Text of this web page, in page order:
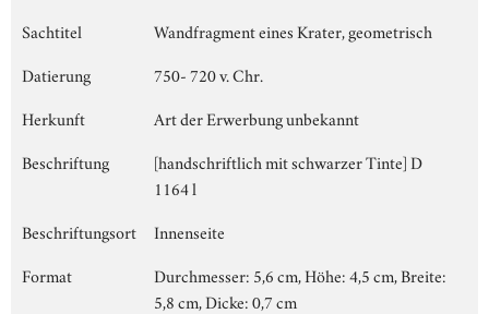
Sachtitel
Wandfragment eines Krater, geometrisch
Datierung
750- 720 v. Chr.
Herkunft
Art der Erwerbung unbekannt
Beschriftung
[handschriftlich mit schwarzer Tinte] D
1164 l
Beschriftungsort
Innenseite
Format
Durchmesser: 5,6 cm, Höhe: 4,5 cm, Breite:
5,8 cm, Dicke: 0,7 cm